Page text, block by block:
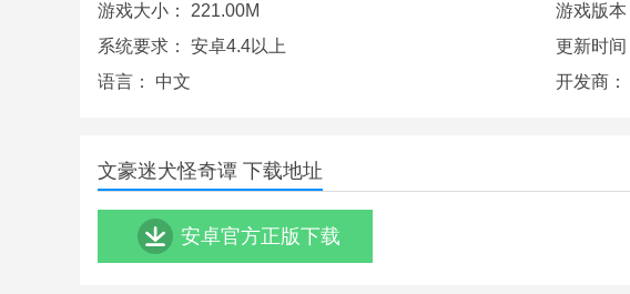
游戏大小： 221.00M 游戏版本
系统要求： 安卓4.4以上 更新时间
语言： 中文 开发商：
文豪迷犬怪奇谭 下载地址
安卓官方正版下载